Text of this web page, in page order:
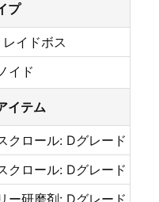
プ
イドボス
イド
イテム
クロール: Dグレード
クロール: Dグレード